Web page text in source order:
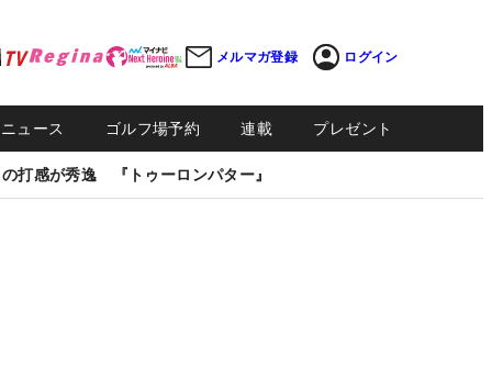
メルマガ登録 ログイン
ュース ゴルフ場予約 連載 プレゼント
打感が秀逸 『トゥーロンパター』